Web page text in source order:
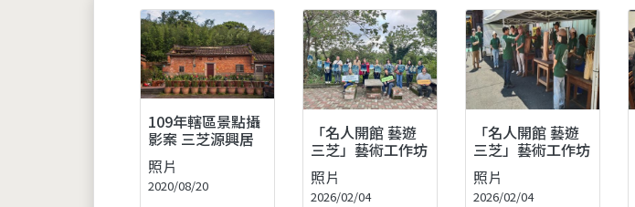
109年轄區景點攝
影案 三芝源興居
照片
2020/08/20
「名人開館 藝遊
三芝」藝術工作坊
照片
2026/02/04
「名人開館 藝遊
三芝」藝術工作坊
照片
2026/02/04